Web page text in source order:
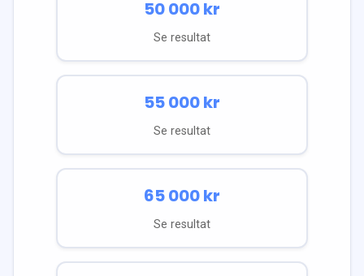
50 000kr
Se resultat
55 000kr
Se resultat
65 000kr
Se resultat